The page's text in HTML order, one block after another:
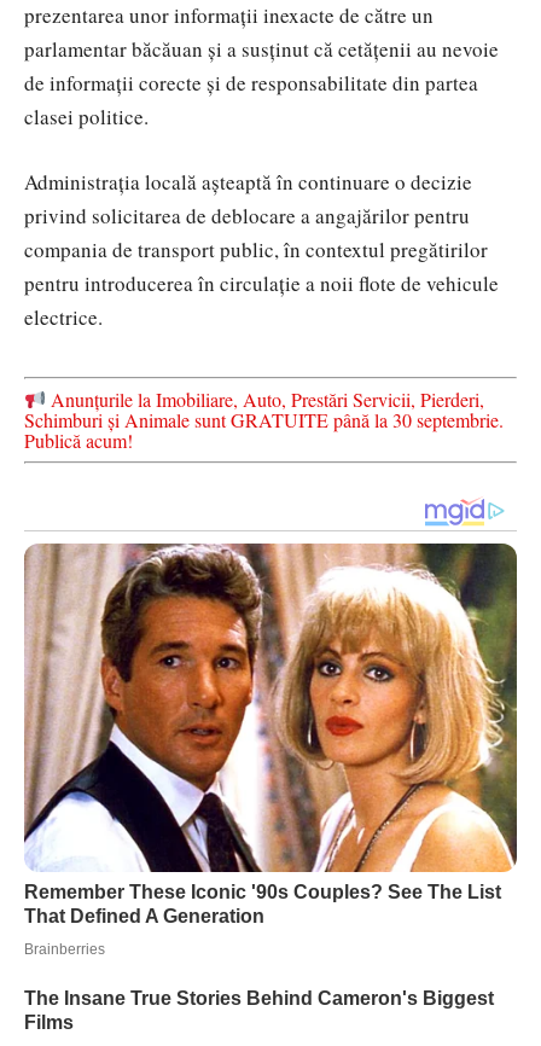
prezentarea unor informații inexacte de către un
parlamentar băcăuan și a susținut că cetățenii au nevoie
de informații corecte și de responsabilitate din partea
clasei politice.
Administrația locală așteaptă în continuare o decizie
privind solicitarea de deblocare a angajărilor pentru
compania de transport public, în contextul pregătirilor
pentru introducerea în circulație a noii flote de vehicule
electrice.
Anunțurile la Imobiliare, Auto, Prestări Servicii, Pierderi,
Schimburi și Animale sunt GRATUITE până la 30 septembrie.
Publică acum!